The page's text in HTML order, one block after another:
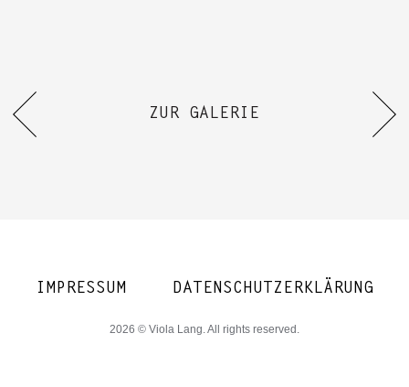
ZUR GALERIE
IMPRESSUM DATENSCHUTZERKLÄRUNG
2026 © Viola Lang. All rights reserved.